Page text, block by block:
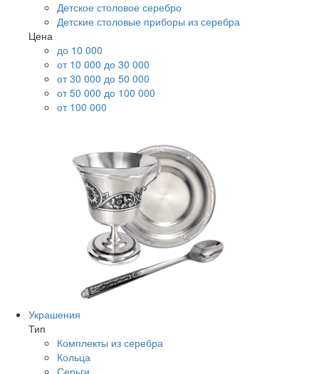
Детское столовое серебро
Детские столовые приборы из серебра
Цена
до 10 000
от 10 000 до 30 000
от 30 000 до 50 000
от 50 000 до 100 000
от 100 000
Украшения
Тип
Комплекты из серебра
Кольца
Серьги